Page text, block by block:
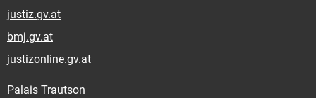
justiz.gv.at
bmj.gv.at
justizonline.gv.at
Palais Trautson